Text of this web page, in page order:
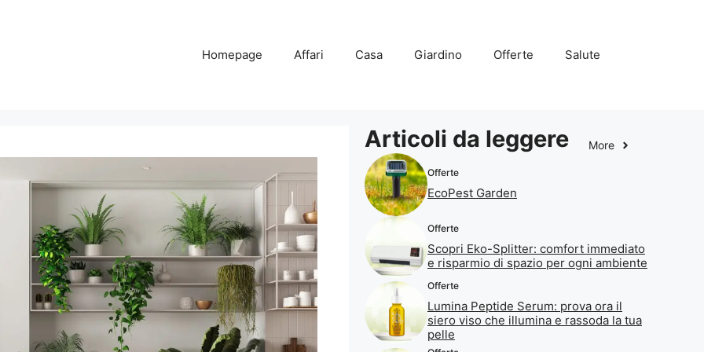
Homepage Affari Casa Giardino Offerte Salute
Articoli da leggere More
Offerte
EcoPest Garden
Offerte
Scopri Eko-Splitter: comfort immediato
e risparmio di spazio per ogni ambiente
Offerte
Lumina Peptide Serum: prova ora il
siero viso che illumina e rassoda la tua
pelle